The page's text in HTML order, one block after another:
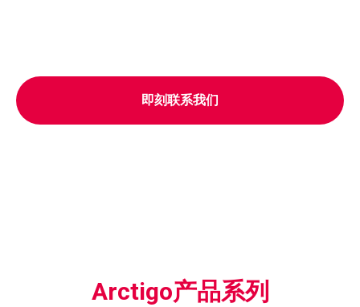
即刻联系我们
Arctigo产品系列